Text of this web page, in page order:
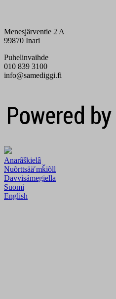
Menesjärventie 2 A
99870 Inari
Puhelinvaihde
010 839 3100
info@samediggi.fi
Anarâškielâ
Nuõrttsääʹmǩiõll
Davvisámegiella
Suomi
English